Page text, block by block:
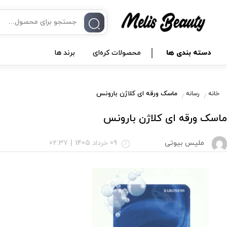
دسته بندی ها محصولات کره‌ای برند ها
خانه رسانه ماسک ورقه ای کلاژن بارونس
ماسک ورقه ای کلاژن بارونس
ملیس بیوتی 09 خرداد 1405 02:37